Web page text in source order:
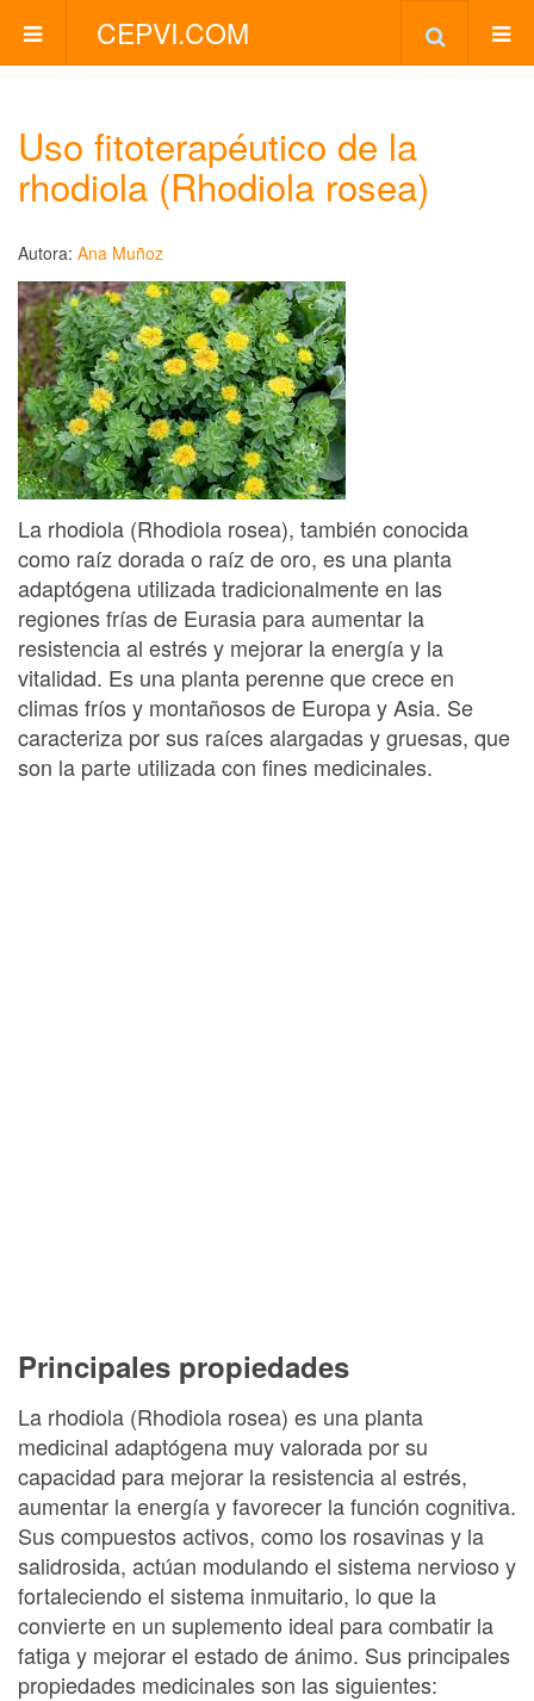
CEPVI.COM
Uso fitoterapéutico de la
rhodiola (Rhodiola rosea)
Autora: Ana Muñoz
La rhodiola (Rhodiola rosea), también conocida
como raíz dorada o raíz de oro, es una planta
adaptógena utilizada tradicionalmente en las
regiones frías de Eurasia para aumentar la
resistencia al estrés y mejorar la energía y la
vitalidad. Es una planta perenne que crece en
climas fríos y montañosos de Europa y Asia. Se
caracteriza por sus raíces alargadas y gruesas, que
son la parte utilizada con fines medicinales.
Principales propiedades
La rhodiola (Rhodiola rosea) es una planta
medicinal adaptógena muy valorada por su
capacidad para mejorar la resistencia al estrés,
aumentar la energía y favorecer la función cognitiva.
Sus compuestos activos, como los rosavinas y la
salidrosida, actúan modulando el sistema nervioso y
fortaleciendo el sistema inmuitario, lo que la
convierte en un suplemento ideal para combatir la
fatiga y mejorar el estado de ánimo. Sus principales
propiedades medicinales son las siguientes: